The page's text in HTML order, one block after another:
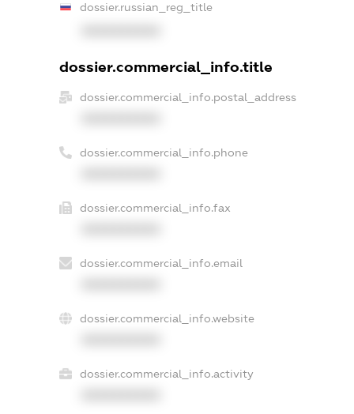
dossier.russian_reg_title
dossier.commercial_info.title
dossier.commercial_info.postal_address
dossier.commercial_info.phone
dossier.commercial_info.fax
dossier.commercial_info.email
dossier.commercial_info.website
dossier.commercial_info.activity